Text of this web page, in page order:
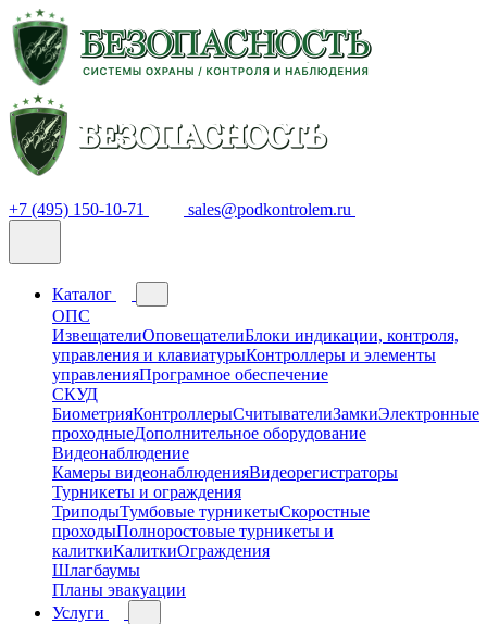
+7 (495) 150-10-71 sales@podkontrolem.ru
Каталог
ОПС
ИзвещателиОповещателиБлоки индикации, контроля,
управления и клавиатурыКонтроллеры и элементы
управленияПрограмное обеспечение
СКУД
БиометрияКонтроллерыСчитывателиЗамкиЭлектронные
проходныеДополнительное оборудование
Видеонаблюдение
Камеры видеонаблюденияВидеорегистраторы
Турникеты и ограждения
ТриподыТумбовые турникетыСкоростные
проходыПолноростовые турникеты и
калиткиКалиткиОграждения
Шлагбаумы
Планы эвакуации
Услуги